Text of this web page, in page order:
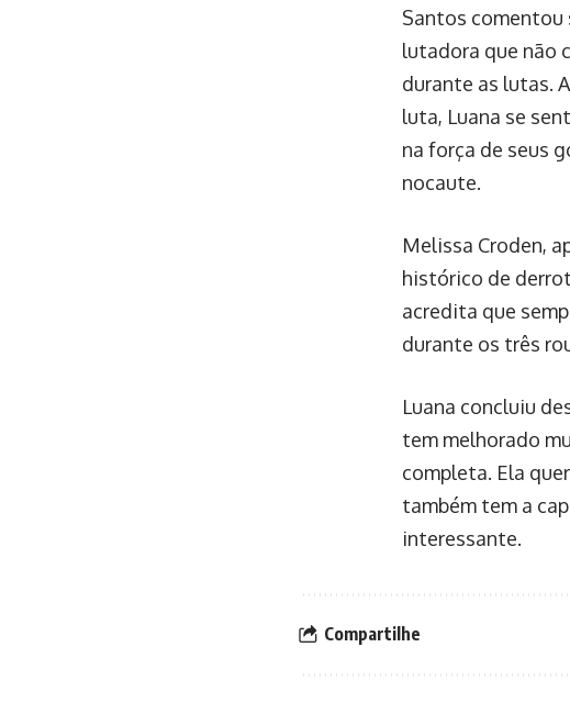
Santos comentou
lutadora que não
durante as lutas.
luta, Luana se
na força de seus
nocaute.
Melissa Croden,
histórico de
acredita que
durante os três
Luana concluiu
tem melhorado
completa. Ela
também tem a
interessante.
Compartilhe